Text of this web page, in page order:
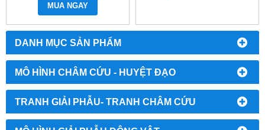
DANH MỤC SẢN PHẨM
MÔ HÌNH CHÂM CỨU - HUYỆT ĐẠO
TRANH GIẢI PHẪU- TRANH CHÂM CỨU
TRẺ SƠ SINH - MÔ PHỎNG
HỒI SỨC TIM PHỔI
MUA NGAY